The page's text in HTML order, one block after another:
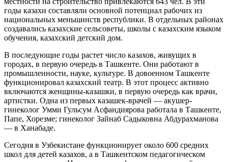
годы казахи составляли основной потенциал рабочих из
национальных меньшинств республики. В отдельных районах
создавались казахские сельсоветы, школы с казахским языком
обучения, казахский детский дом.
В последующие годы растет число казахов, живущих в
городах, в первую очередь в Ташкенте. Они работают в
промышленности, науке, культуре. В довоенном Ташкенте
функционировал казахский театр. В этот процесс активно
включаются женщины-казашки, в первую очередь как врачи,
артистки. Одна из первых казашек-врачей — акушер-
гинеколог Умми Гульсум Асфандиярова работала в Ташкенте,
Папе, Хорезме; гинеколог Зайнаб Садыковна Абдурахманова
— в Ханабаде.
Сегодня в Узбекистане функционирует около 600 средних
школ для детей казахов, а в Ташкентском педагогическом